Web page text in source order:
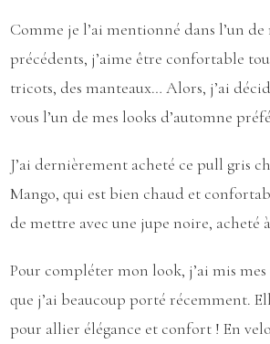
Comme je l’ai mentionné dans l’un de
précédents, j’aime être confortable
tricots, des manteaux… Alors, j’ai
vous l’un de mes looks d’automne
J’ai dernièrement acheté ce pull gris
Mango, qui est bien chaud et
de mettre avec une jupe noire, acheté
Pour compléter mon look, j’ai mis mes
que j’ai beaucoup porté récemment.
pour allier élégance et confort ! En